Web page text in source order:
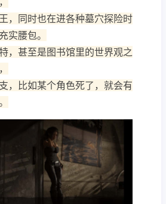
，同时也在进各种墓穴探险时
实腰包。
，甚至是图书馆里的世界观之
，比如某个角色死了，就会有